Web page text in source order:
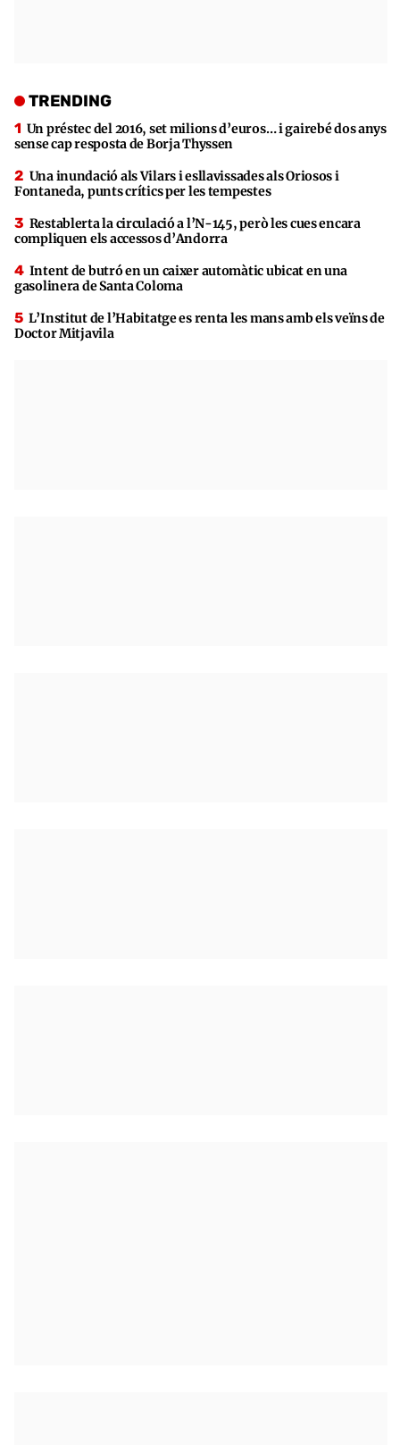
TRENDING
Un préstec del 2016, set milions d’euros… i gairebé dos anys
sense cap resposta de Borja Thyssen
Una inundació als Vilars i esllavissades als Oriosos i
Fontaneda, punts crítics per les tempestes
Restablerta la circulació a l’N-145, però les cues encara
compliquen els accessos d’Andorra
Intent de butró en un caixer automàtic ubicat en una
gasolinera de Santa Coloma
L’Institut de l’Habitatge es renta les mans amb els veïns de
Doctor Mitjavila